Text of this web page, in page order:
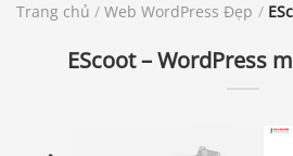
Trang chủ / Web WordPress Đẹp /
EScoot – WordPress